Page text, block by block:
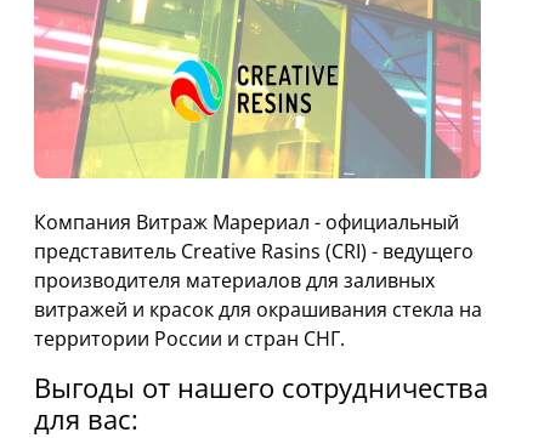
Компания Витраж Марериал - официальный
представитель Creative Rasins (CRI) - ведущего
производителя материалов для заливных
витражей и красок для окрашивания стекла на
территории России и стран СНГ.⠀
Выгоды от нашего сотрудничества
для вас: